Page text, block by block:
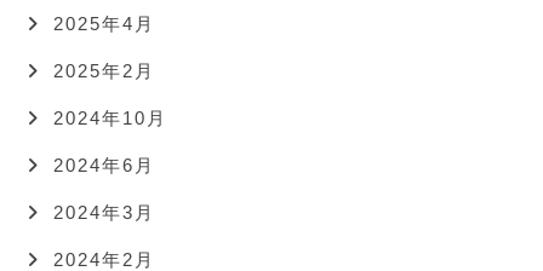
2025年4月
2025年2月
2024年10月
2024年6月
2024年3月
2024年2月